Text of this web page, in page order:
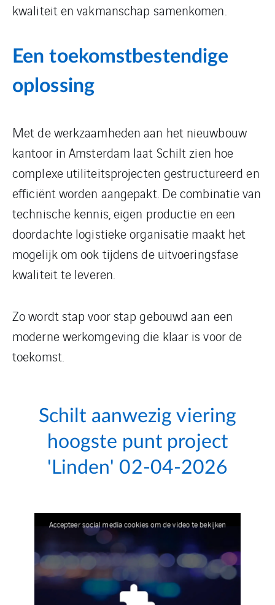
kwaliteit en vakmanschap samenkomen.
Een toekomstbestendige
oplossing
Met de werkzaamheden aan het nieuwbouw
kantoor in Amsterdam laat Schilt zien hoe
complexe utiliteitsprojecten gestructureerd en
efficiënt worden aangepakt. De combinatie van
technische kennis, eigen productie en een
doordachte logistieke organisatie maakt het
mogelijk om ook tijdens de uitvoeringsfase
kwaliteit te leveren.
Zo wordt stap voor stap gebouwd aan een
moderne werkomgeving die klaar is voor de
toekomst.
Schilt aanwezig viering
hoogste punt project
'Linden' 02-04-2026
Accepteer social media cookies om de video te bekijken